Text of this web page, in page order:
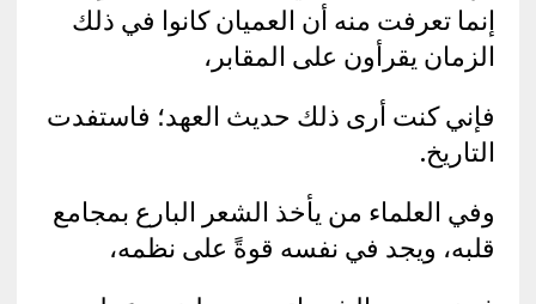
إنما تعرفت منه أن العميان كانوا في ذلك
الزمان يقرأون على المقابر،
فإني كنت أرى ذلك حديث العهد؛ فاستفدت
التاريخ.
وفي العلماء من يأخذ الشعر البارع بمجامع
قلبه، ويجد في نفسه قوةً على نظمه،